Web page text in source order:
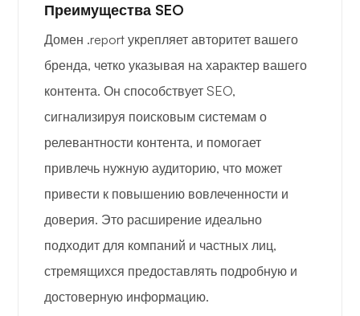
Преимущества SEO
Домен .report укрепляет авторитет вашего
бренда, четко указывая на характер вашего
контента. Он способствует SEO,
сигнализируя поисковым системам о
релевантности контента, и помогает
привлечь нужную аудиторию, что может
привести к повышению вовлеченности и
доверия. Это расширение идеально
подходит для компаний и частных лиц,
стремящихся предоставлять подробную и
достоверную информацию.